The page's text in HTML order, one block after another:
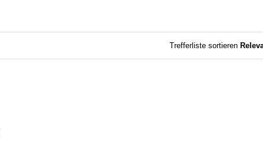
Trefferliste sortieren